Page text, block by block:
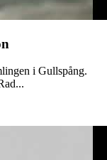
i Gullspång.